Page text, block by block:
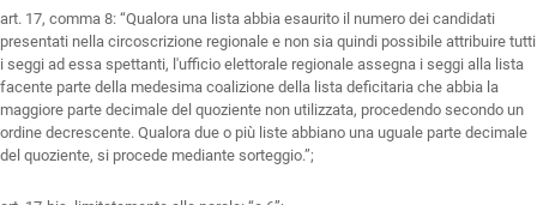
art. 17, comma 8: “Qualora una lista abbia esaurito il numero dei candidati
presentati nella circoscrizione regionale e non sia quindi possibile attribuire tutti
i seggi ad essa spettanti, l'ufficio elettorale regionale assegna i seggi alla lista
facente parte della medesima coalizione della lista deficitaria che abbia la
maggiore parte decimale del quoziente non utilizzata, procedendo secondo un
ordine decrescente. Qualora due o più liste abbiano una uguale parte decimale
del quoziente, si procede mediante sorteggio.”;